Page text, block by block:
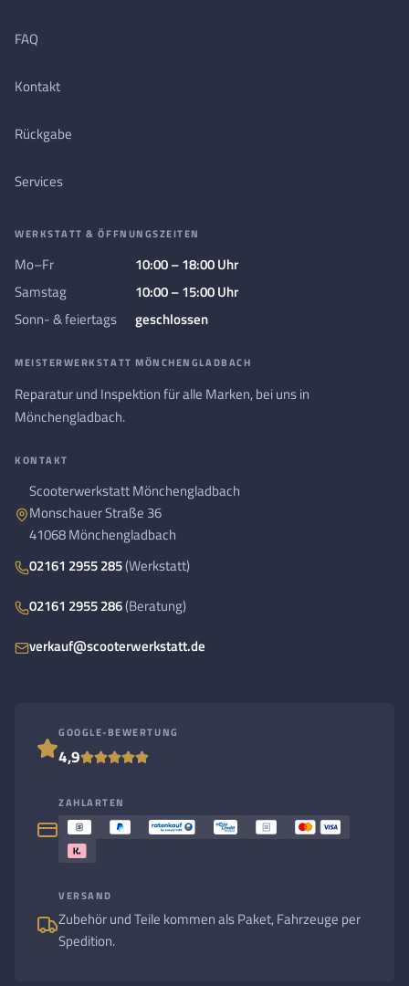
FAQ
Kontakt
Rückgabe
Services
WERKSTATT & ÖFFNUNGSZEITEN
Mo–Fr
10:00 – 18:00 Uhr
Samstag
10:00 – 15:00 Uhr
Sonn- & feiertags
geschlossen
MEISTERWERKSTATT MÖNCHENGLADBACH
Reparatur und Inspektion für alle Marken, bei uns in
Mönchengladbach.
KONTAKT
Scooterwerkstatt Mönchengladbach
Monschauer Straße 36
41068 Mönchengladbach
02161 2955 285(Werkstatt)
02161 2955 286(Beratung)
verkauf@scooterwerkstatt.de
GOOGLE-BEWERTUNG
4,9
ZAHLARTEN
VERSAND
Zubehör und Teile kommen als Paket, Fahrzeuge per
Spedition.